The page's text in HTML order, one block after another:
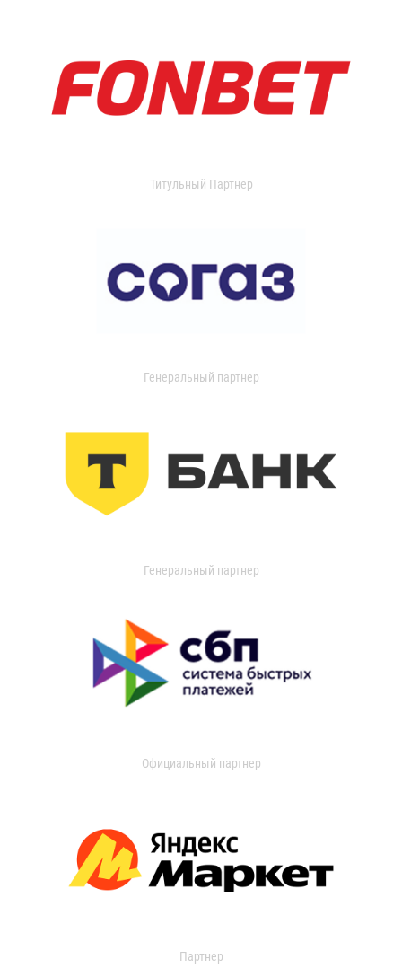
Титульный Партнер
Генеральный партнер
Генеральный партнер
Официальный партнер
Партнер